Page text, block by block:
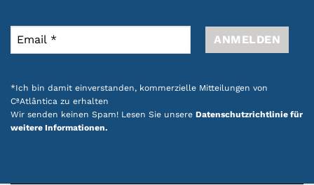
*Ich bin damit einverstanden, kommerzielle Mitteilungen von
CªAtlântica zu erhalten
Wir senden keinen Spam! Lesen Sie unsere Datenschutzrichtlinie für
weitere Informationen.